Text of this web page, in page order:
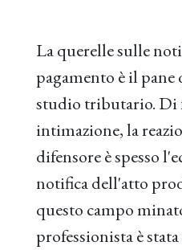
La querelle sulle
pagamento è il
studio tributario. Di
intimazione, la
difensore è spesso
notifica dell'atto
questo campo
professionista è